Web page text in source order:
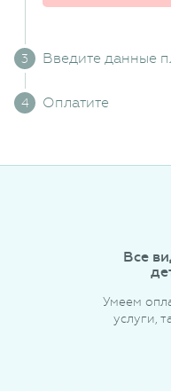
Введите данные
Оплатите
Все
Умеем
услуги,